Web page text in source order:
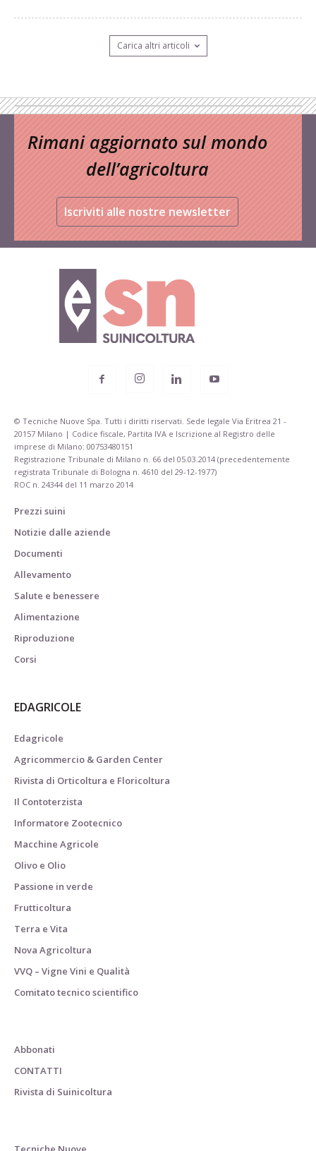
Carica altri articoli
Rimani aggiornato sul mondo
dell’agricoltura
Iscriviti alle nostre newsletter
© Tecniche Nuove Spa. Tutti i diritti riservati. Sede legale Via Eritrea 21 -
20157 Milano | Codice fiscale, Partita IVA e Iscrizione al Registro delle
imprese di Milano: 00753480151
Registrazione Tribunale di Milano n. 66 del 05.03.2014 (precedentemente
registrata Tribunale di Bologna n. 4610 del 29-12-1977)
ROC n. 24344 del 11 marzo 2014
Prezzi suini
Notizie dalle aziende
Documenti
Allevamento
Salute e benessere
Alimentazione
Riproduzione
Corsi
EDAGRICOLE
Edagricole
Agricommercio & Garden Center
Rivista di Orticoltura e Floricoltura
Il Contoterzista
Informatore Zootecnico
Macchine Agricole
Olivo e Olio
Passione in verde
Frutticoltura
Terra e Vita
Nova Agricoltura
VVQ – Vigne Vini e Qualità
Comitato tecnico scientifico
Abbonati
CONTATTI
Rivista di Suinicoltura